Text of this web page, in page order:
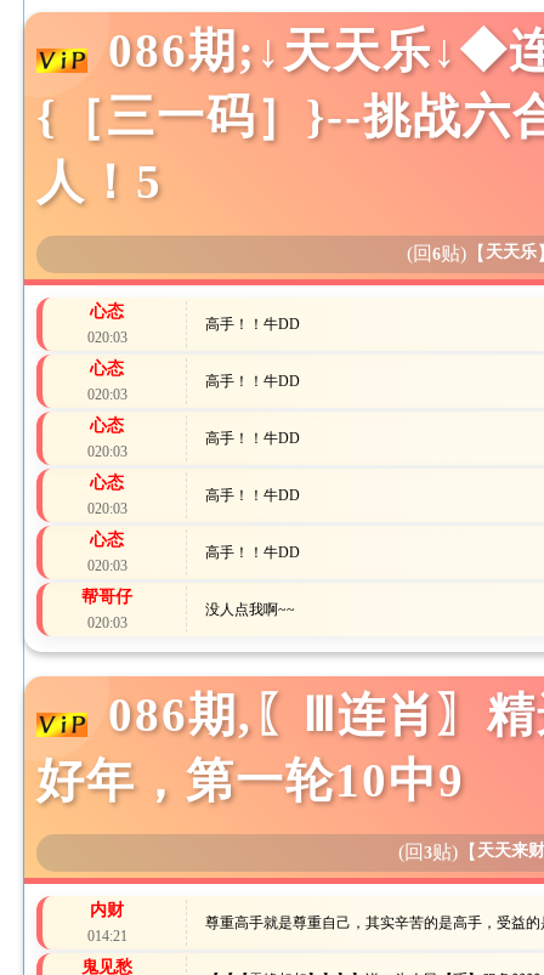
086期;↓天天乐↓◆
{［三一码］}--挑战六
人！5
(回 6贴)【 天天乐
心态
020:03
高手！！牛DD
心态
020:03
高手！！牛DD
心态
020:03
高手！！牛DD
心态
020:03
高手！！牛DD
心态
020:03
高手！！牛DD
帮哥仔
020:03
没人点我啊~~
086期,〖Ⅲ连肖〗
好年，第一轮10中9
(回3贴) 【天天来
内财
014:21
尊重高手就是尊重自己，其实辛苦的是高手，受益
鬼见愁